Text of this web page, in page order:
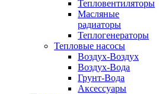
Тепловентиляторы
Масляные
радиаторы
Теплогенераторы
Тепловые насосы
Воздух-Воздух
Воздух-Вода
Грунт-Вода
Аксессуары